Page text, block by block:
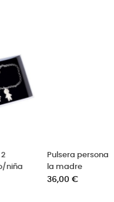
Pulsera con 2 medallas
plata grabadas
42,00 €